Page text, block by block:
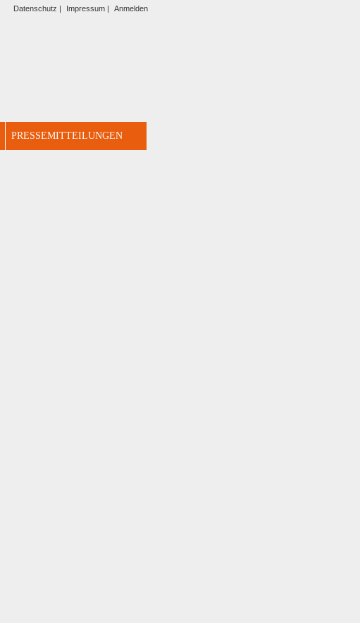
Datenschutz | Impressum | Anmelden
PRESSEMITTEILUNGEN